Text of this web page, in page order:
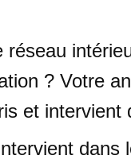
? Votre
et